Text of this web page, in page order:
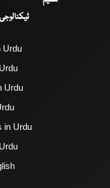
ٹیکنالوجی
Urdu
Urdu
in Urdu